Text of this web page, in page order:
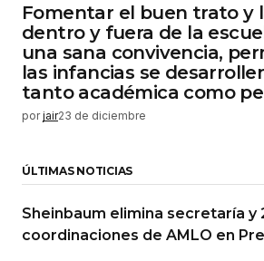
Fomentar el buen trato y
dentro y fuera de la
una sana convivencia,
las infancias se
tanto académica como
por jair23 de diciembre
ÚLTIMAS NOTICIAS
Sheinbaum elimina secretaría y
coordinaciones de AMLO en